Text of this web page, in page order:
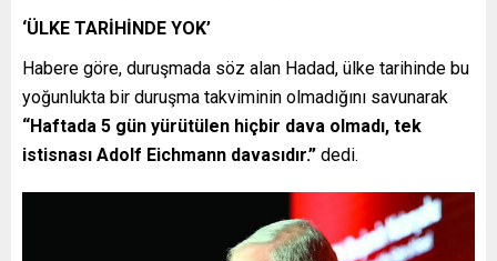
‘ÜLKE TARİHİNDE YOK’
Habere göre, duruşmada söz alan Hadad, ülke tarihinde bu
yoğunlukta bir duruşma takviminin olmadığını savunarak
“Haftada 5 gün yürütülen hiçbir dava olmadı, tek
istisnası Adolf Eichmann davasıdır.” dedi.